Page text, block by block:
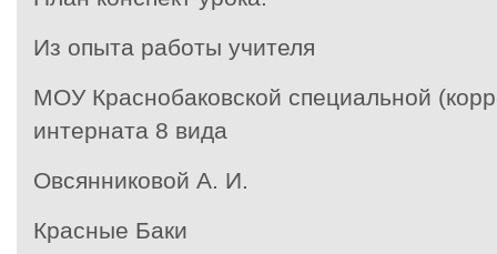
Из опыта работы учителя
МОУ Краснобаковской специальной
интерната 8 вида
Овсянниковой А. И.
Красные Баки